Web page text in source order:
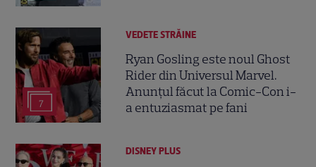
7
VEDETE STRĂINE
Ryan Gosling este noul Ghost
Rider din Universul Marvel.
Anunțul făcut la Comic-Con i-
a entuziasmat pe fani
DISNEY PLUS